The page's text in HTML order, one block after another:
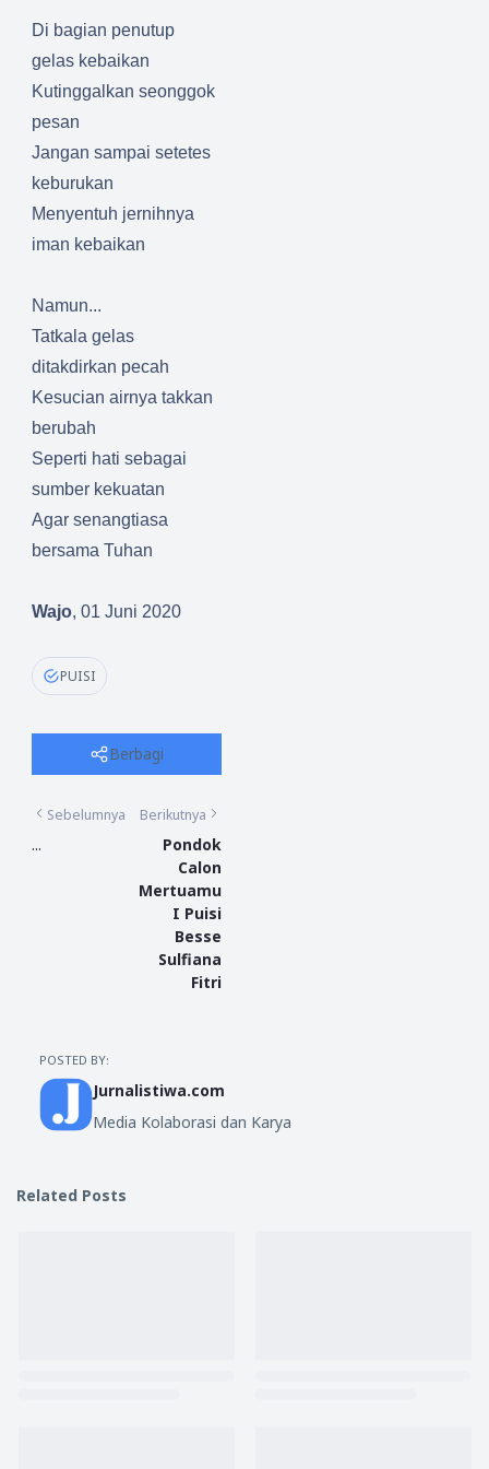
Di bagian penutup
gelas kebaikan
Kutinggalkan seonggok
pesan
Jangan sampai setetes
keburukan
Menyentuh jernihnya
iman kebaikan
Namun...
Tatkala gelas
ditakdirkan pecah
Kesucian airnya takkan
berubah
Seperti hati sebagai
sumber kekuatan
Agar senangtiasa
bersama Tuhan
Wajo, 01 Juni 2020
PUISI
Berbagi
Sebelumnya
...
Berikutnya
Pondok
Calon
Mertuamu
I Puisi
Besse
Sulfiana
Fitri
POSTED BY:
Jurnalistiwa.com
Media Kolaborasi dan Karya
Related Posts